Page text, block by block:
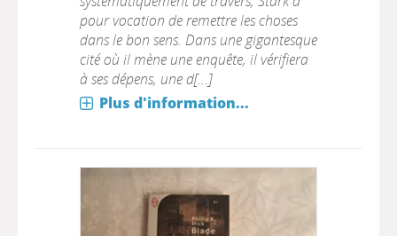
pour vocation de remettre les choses
dans le bon sens. Dans une gigantesque
cité où il mène une enquête, il vérifiera
à ses dépens, une d[...]
Plus d'information...